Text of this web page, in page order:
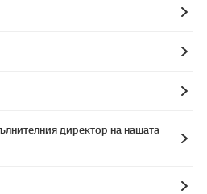
директор на нашата